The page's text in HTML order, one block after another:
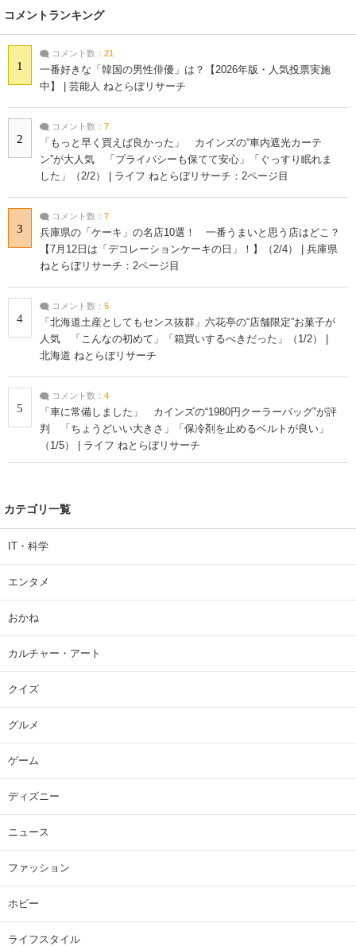
コメントランキング
1
コメント数： 21
一番好きな「韓国の男性俳優」は？【2026年版・人気投票実施
中】 | 芸能人 ねとらぼリサーチ
2
コメント数： 7
「もっと早く買えば良かった」 カインズの“車内遮光カーテ
ン”が大人気 「プライバシーも保てて安心」「ぐっすり眠れま
した」（2/2） | ライフ ねとらぼリサーチ：2ページ目
3
コメント数： 7
兵庫県の「ケーキ」の名店10選！ 一番うまいと思う店はどこ？
【7月12日は「デコレーションケーキの日」！】（2/4） | 兵庫県
ねとらぼリサーチ：2ページ目
4
コメント数： 5
「北海道土産としてもセンス抜群」六花亭の“店舗限定”お菓子が
人気 「こんなの初めて」「箱買いするべきだった」（1/2） |
北海道 ねとらぼリサーチ
5
コメント数： 4
「車に常備しました」 カインズの“1980円クーラーバッグ”が評
判 「ちょうどいい大きさ」「保冷剤を止めるベルトが良い」
（1/5） | ライフ ねとらぼリサーチ
カテゴリ一覧
IT・科学
エンタメ
おかね
カルチャー・アート
クイズ
グルメ
ゲーム
ディズニー
ニュース
ファッション
ホビー
ライフスタイル